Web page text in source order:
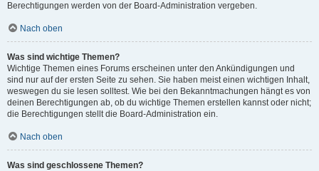
Berechtigungen werden von der Board-Administration vergeben.
Nach oben
Was sind wichtige Themen?
Wichtige Themen eines Forums erscheinen unter den Ankündigungen und
sind nur auf der ersten Seite zu sehen. Sie haben meist einen wichtigen Inhalt,
weswegen du sie lesen solltest. Wie bei den Bekanntmachungen hängt es von
deinen Berechtigungen ab, ob du wichtige Themen erstellen kannst oder nicht;
die Berechtigungen stellt die Board-Administration ein.
Nach oben
Was sind geschlossene Themen?